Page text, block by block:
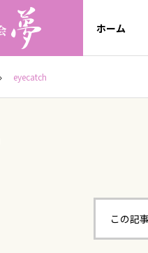
ホーム
eyecatch
この記